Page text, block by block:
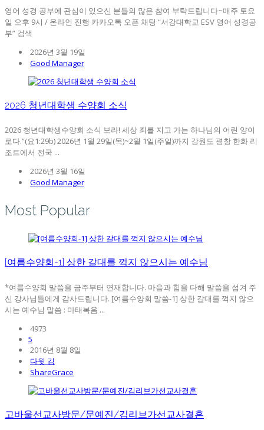
영어 성경 공부에 관심이 있으신 분들의 많은 참여 부탁드립니다~매주 토요
일 오후 9시 / 온라인 진행 카카오톡 오픈 채팅 “서강대학교 ESV 영어 성경공
부” 검색
2026년 3월 19일
Good Manager
2026 청년대학생 수양회 소식
2026 청년대학생수양회 소식 보라! 세상 죄를 지고 가는 하나님의 어린 양이
로다.”(요1:29b) 2026년 1월 29일(목)~2월 1일(주일)까지 강원도 평창 한화 리
조트에서 전국 ...
2026년 3월 16일
Good Manager
Most Popular
[여름수양회-1] 상한 갈대를 꺽지 않으시는 예수님
*여름수양회 말씀을 금주부터 연재합니다. 마음과 힘을 다해 말씀을 섬겨 주
신 강사님들에게 감사드립니다. [여름수양회 말씀-1] 상한 갈대를 꺽지 않으
시는 예수님 말씀 : 마태복음 ...
4973
5
2016년 8월 8일
다윗 김
ShareGrace
고바울선교사방문/문예진/김리브가선교사결혼